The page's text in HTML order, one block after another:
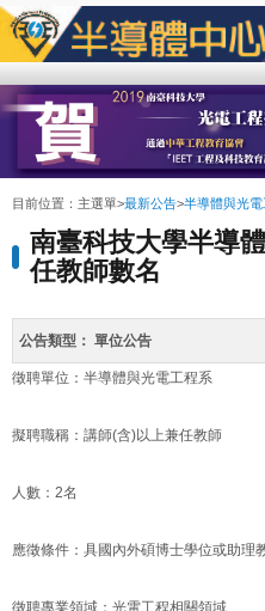
:::
目前位置： 主選單>最新公告>半導體與光
南臺科技⼤學半導
任教師數名
公告類型： 單位公告
徵聘單位：半導體與光電⼯程系
擬聘職稱：講師(含)以上兼任教師
人數：2名
應徵條件：具國內外碩博士學位或助理
徵聘專業領域：光電工程相關領域